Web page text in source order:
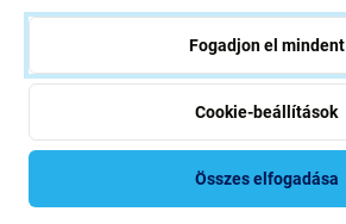
Egyetértek azzal, hogy híreket kapjak
Fogadjon el mindent
Cookie-beállítások
Összes elfogadása